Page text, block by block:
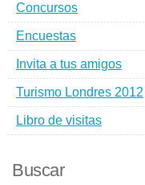
Concursos
Encuestas
Invita a tus amigos
Turismo Londres 2012
Libro de visitas
Buscar